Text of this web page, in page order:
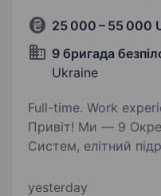
25 000 – 55 000
9 бригада
Ukraine
Full-time. Work
Привіт! Ми — 9
Систем, елітний
технологіями
yesterday